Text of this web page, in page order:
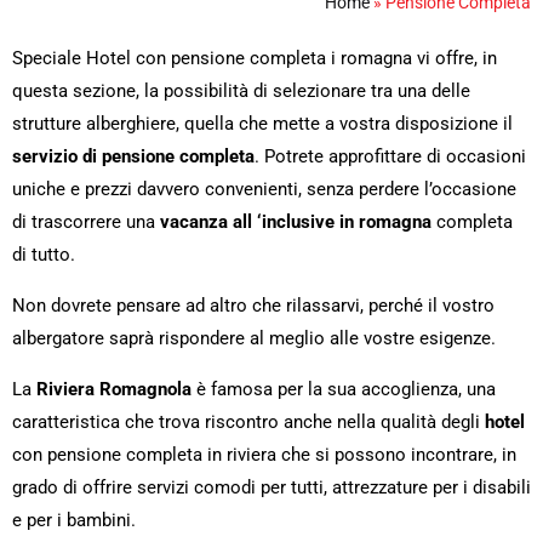
Speciale Hotel con pensione completa i romagna vi offre, in
questa sezione, la possibilità di selezionare tra una delle
strutture alberghiere, quella che mette a vostra disposizione il
servizio di pensione completa. Potrete approfittare di occasioni
uniche e prezzi davvero convenienti, senza perdere l’occasione
di trascorrere una vacanza all ‘inclusive in romagna completa
di tutto.
Non dovrete pensare ad altro che rilassarvi, perché il vostro
albergatore saprà rispondere al meglio alle vostre esigenze.
La Riviera Romagnola è famosa per la sua accoglienza, una
caratteristica che trova riscontro anche nella qualità degli hotel
con pensione completa in riviera che si possono incontrare, in
grado di offrire servizi comodi per tutti, attrezzature per i disabili
e per i bambini.